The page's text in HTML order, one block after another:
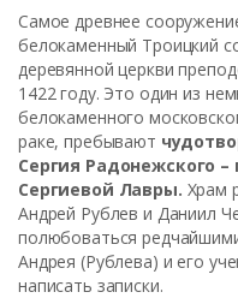
Самое древнее
белокаменный Троицкий
деревянной церкви
1422 году. Это один из
белокаменного
раке, пребывают
Сергия Радонежского
Сергиевой Лавры. Храм
Андрей Рублев и Даниил
полюбоваться
Андрея (Рублева) и его
написать записки.